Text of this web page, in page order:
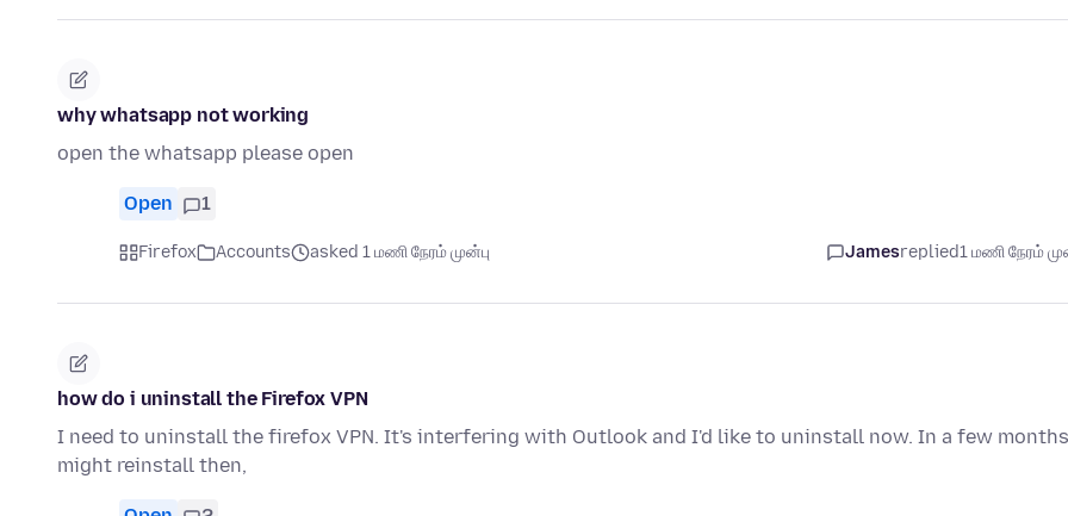
why whatsapp not working
open the whatsapp please open
Open 1
Firefox Accounts asked 1 மணி நேரம் முன்பு Jamesreplied1 மணி நேரம்
how do i uninstall the Firefox VPN
I need to uninstall the firefox VPN. It's interfering with Outlook and I'd like to uninstall now. In a few
might reinstall then,